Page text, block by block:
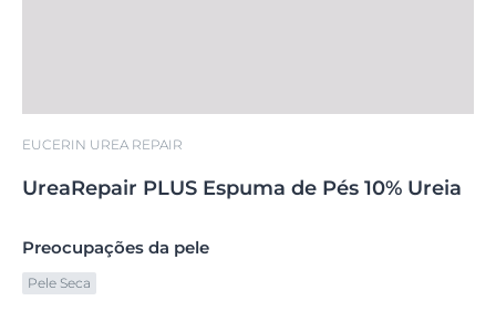
EUCERIN UREA REPAIR
UreaRepair PLUS Espuma de Pés 10% Ureia
Preocupações da pele
Pele Seca